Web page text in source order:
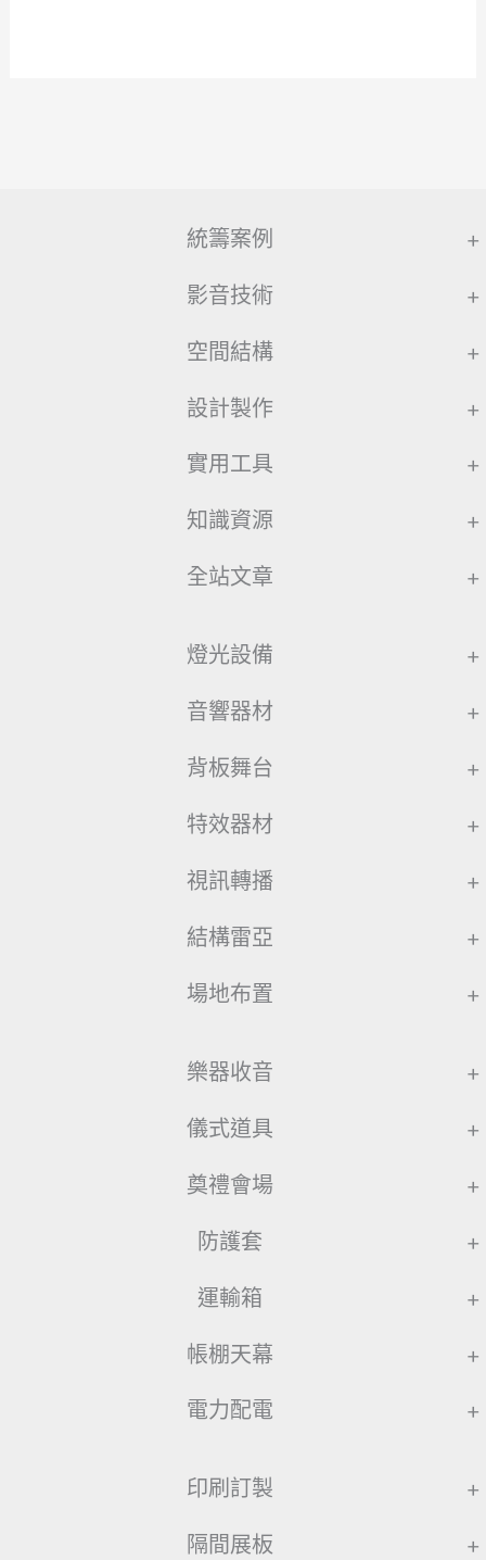
統籌案例 +
影音技術 +
空間結構 +
設計製作 +
實用工具 +
知識資源 +
全站文章 +
燈光設備 +
音響器材 +
背板舞台 +
特效器材 +
視訊轉播 +
結構雷亞 +
場地布置 +
樂器收音 +
儀式道具 +
奠禮會場 +
防護套 +
運輸箱 +
帳棚天幕 +
電力配電 +
印刷訂製 +
隔間展板 +